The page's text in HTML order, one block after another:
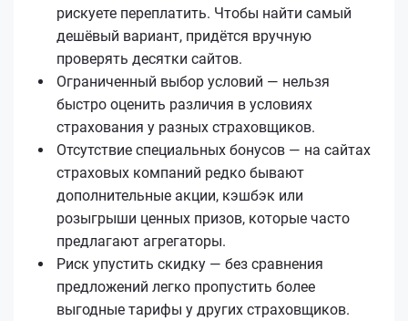
рискуете переплатить. Чтобы найти самый
дешёвый вариант, придётся вручную
проверять десятки сайтов.
Ограниченный выбор условий — нельзя
быстро оценить различия в условиях
страхования у разных страховщиков.
Отсутствие специальных бонусов — на сайтах
страховых компаний редко бывают
дополнительные акции, кэшбэк или
розыгрыши ценных призов, которые часто
предлагают агрегаторы.
Риск упустить скидку — без сравнения
предложений легко пропустить более
выгодные тарифы у других страховщиков.